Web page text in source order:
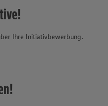
Ihre Initiativbewerbung.